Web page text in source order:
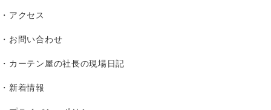
アクセス
お問い合わせ
カーテン屋の社長の現場日記
新着情報